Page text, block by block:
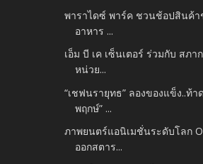
พาราไดซ์ พาร์ค ชวนช้อปสินค้
อาหาร ...
เอ็ม บี เค เซ็นเตอร์ ร่วมกับ สภา
หน่วย...
“เชฟนรายุทธ” ลองของแข็ง..ท้า
พฤกษ์” ...
ภาพยนตร์แอนิเมชั่นระดับโลก
ออกสตาร...